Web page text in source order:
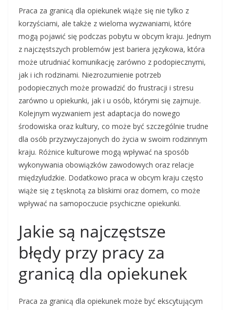
Praca za granicą dla opiekunek wiąże się nie tylko z
korzyściami, ale także z wieloma wyzwaniami, które
mogą pojawić się podczas pobytu w obcym kraju. Jednym
z najczęstszych problemów jest bariera językowa, która
może utrudniać komunikację zarówno z podopiecznymi,
jak i ich rodzinami. Niezrozumienie potrzeb
podopiecznych może prowadzić do frustracji i stresu
zarówno u opiekunki, jak i u osób, którymi się zajmuje.
Kolejnym wyzwaniem jest adaptacja do nowego
środowiska oraz kultury, co może być szczególnie trudne
dla osób przyzwyczajonych do życia w swoim rodzinnym
kraju. Różnice kulturowe mogą wpływać na sposób
wykonywania obowiązków zawodowych oraz relacje
międzyludzkie. Dodatkowo praca w obcym kraju często
wiąże się z tęsknotą za bliskimi oraz domem, co może
wpływać na samopoczucie psychiczne opiekunki.
Jakie są najczęstsze
błędy przy pracy za
granicą dla opiekunek
Praca za granicą dla opiekunek może być ekscytującym